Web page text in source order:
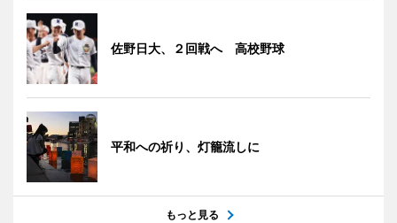
佐野日大、２回戦へ 高校野球
平和への祈り、灯籠流しに
もっと見る